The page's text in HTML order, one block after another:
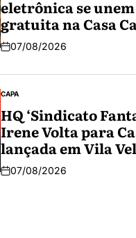
eletrônica se
gratuita na Casa
07/08/2026
CAPA
HQ ‘Sindicato
Irene Volta para
lançada em Vila
07/08/2026